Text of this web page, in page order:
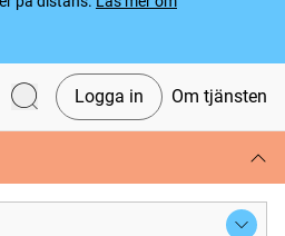
Logga in Om tjänsten